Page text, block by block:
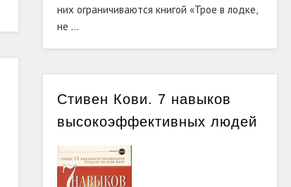
них ограничиваются книгой «Трое в лодке,
не …
Стивен Кови. 7 навыков
высокоэффективных людей